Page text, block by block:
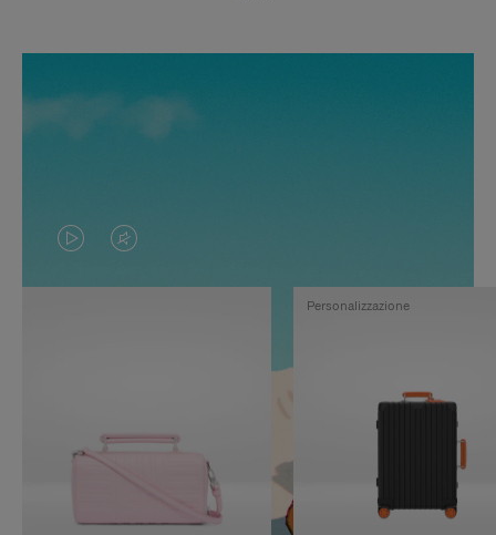
IL
VIDEO
PAUSA,
PREMERE
IL
VIDEO
SILENZIATO,
ATTIVARE
Personalizzazione